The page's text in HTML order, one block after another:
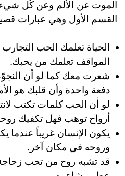
الموت عن الألم وعن كُل شيء
القسم الأول وهي عبارات
‏الحياة تعلمك الحب
المواقف تعلمك من يحبك.
شعرت معك كما لو أن
دفعة واحدة وأن قلبك هو
لو أن الحب كلمات تكتب
أرواح توهب فهل تكفيك
يكون الإنسان غريباً
وروحه في مكان آخر.
قد تشبه روح من تحب